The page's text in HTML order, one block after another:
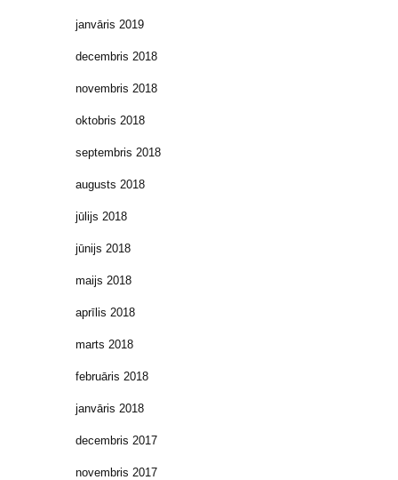
janvāris 2019
decembris 2018
novembris 2018
oktobris 2018
septembris 2018
augusts 2018
jūlijs 2018
jūnijs 2018
maijs 2018
aprīlis 2018
marts 2018
februāris 2018
janvāris 2018
decembris 2017
novembris 2017